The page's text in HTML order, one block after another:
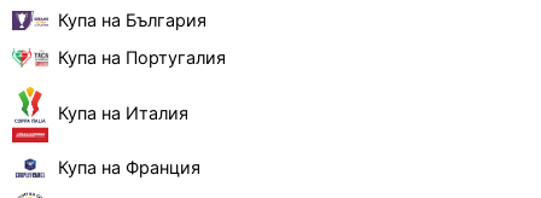
Купа на България
Купа на Португалия
Купа на Италия
Купа на Франция